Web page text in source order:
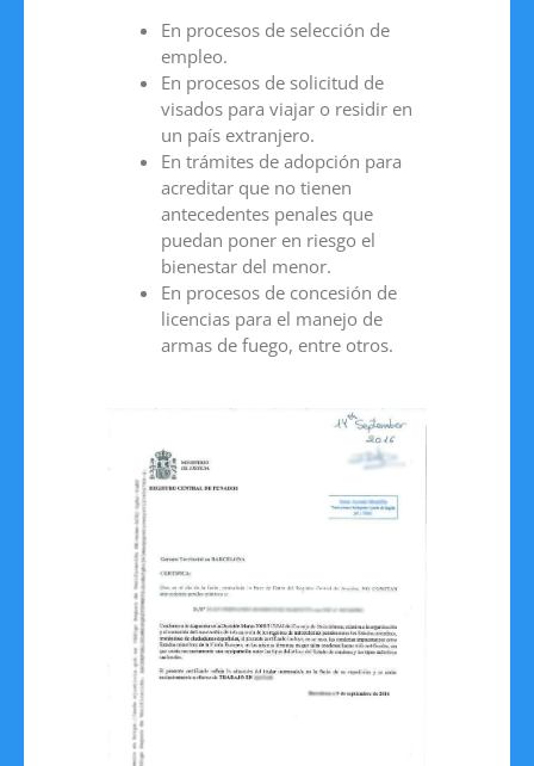
En procesos de selección de
empleo.
En procesos de solicitud de
visados para viajar o residir en
un país extranjero.
En trámites de adopción para
acreditar que no tienen
antecedentes penales que
puedan poner en riesgo el
bienestar del menor.
En procesos de concesión de
licencias para el manejo de
armas de fuego, entre otros.